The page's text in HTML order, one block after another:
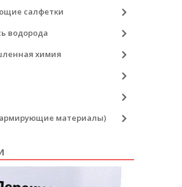
салфетки
водорода
химия
материалы)